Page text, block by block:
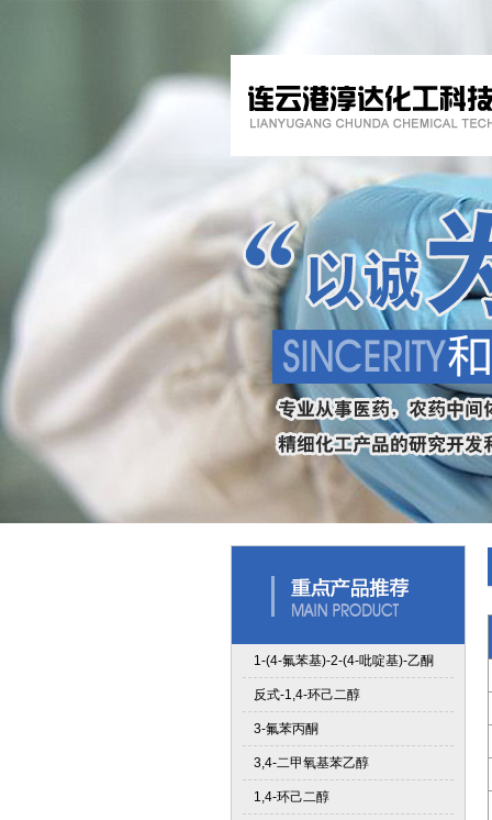
1-(4-氟苯基)-2-(4-吡啶基)-乙酮
反式-1,4-环己二醇
3-氟苯丙酮
3,4-二甲氧基苯乙醇
1,4-环己二醇